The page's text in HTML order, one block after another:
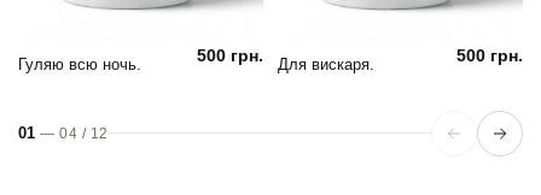
Гуляю всю ночь. 500 грн. Для вискаря. 500 грн.
01 —04 / 12